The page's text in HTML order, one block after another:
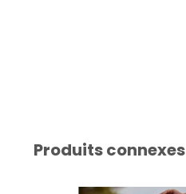
Produits connexes